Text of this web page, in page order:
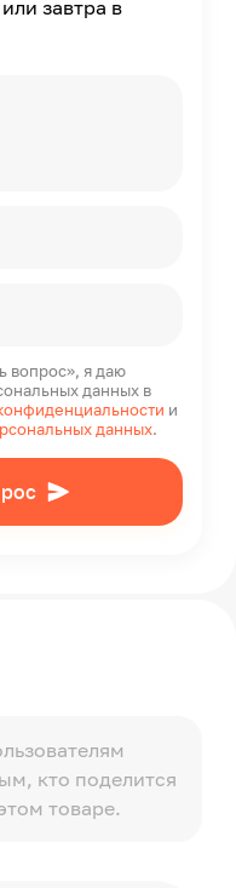
завтра в
вопрос», я даю
данных в
и
данных.
кто поделится
товаре.